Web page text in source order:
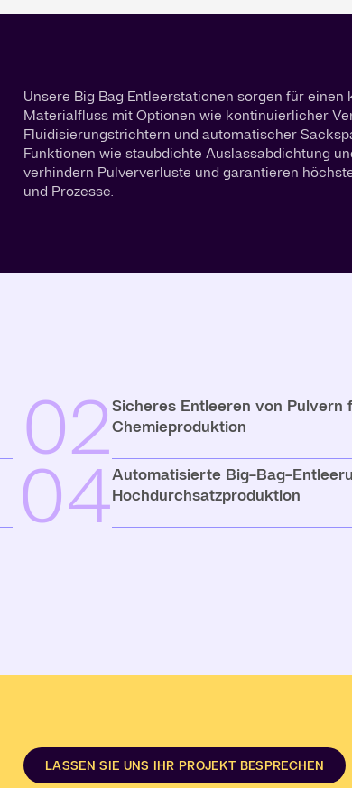
Unsere Big Bag Entleerstationen sorgen für einen
Materialfluss mit Optionen wie kontinuierlicher
Fluidisierungstrichtern und automatischer
Funktionen wie staubdichte Auslassabdichtung
verhindern Pulververluste und garantieren
und Prozesse.
02Sicheres Entleeren von Pulvern
Chemieproduktion
04Automatisierte Big-Bag-
Hochdurchsatzproduktion
LASSEN SIE UNS IHR PROJEKT BESPRECHEN